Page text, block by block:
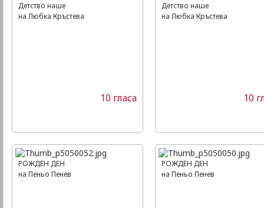
Детство наше
на Любка Кръстева
10 гласа
Детство наше
на Любка Кръстева
10
РОЖДЕН ДЕН
на Пеньо Пенев
РОЖДЕН ДЕН
на Пеньо Пенев